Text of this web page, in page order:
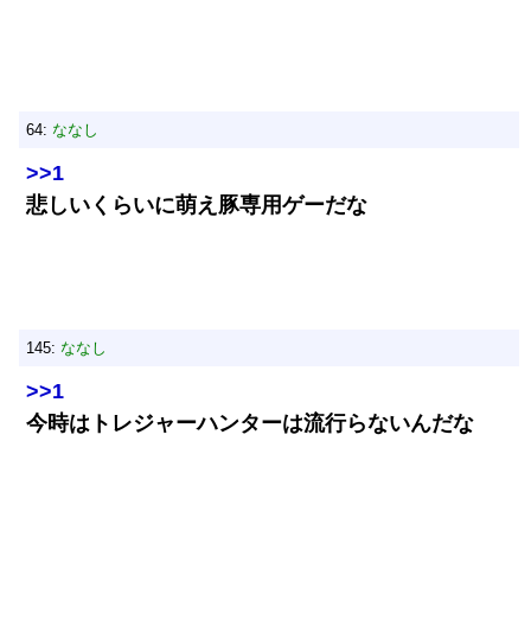
64: ななし
>>1
悲しいくらいに萌え豚専用ゲーだな
145: ななし
>>1
今時はトレジャーハンターは流行らないんだな